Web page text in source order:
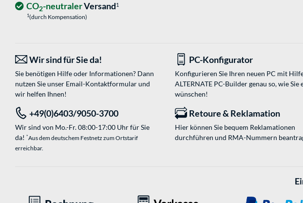
CO2-neutralerVersand1
1(durch Kompensation)
Wir sind für Sie da!
Sie benötigen Hilfe oder Informationen? Dann
nutzen Sie unser Email-Kontaktformularund
wir helfen Ihnen!
PC-Konfigurator
Konfigurieren Sie Ihren neuen PC mit
ALTERNATE PC-Builder genau so, wie Sie
wünschen!
+49(0)6403/9050-3700
Wir sind von Mo.-Fr. 08:00-17:00 Uhr für Sie
da! *Aus dem deutschem Festnetz zum Ortstarif
erreichbar.
Retoure & Reklamation
Hier können Sie bequem Reklamationen
durchführen und RMA-Nummern